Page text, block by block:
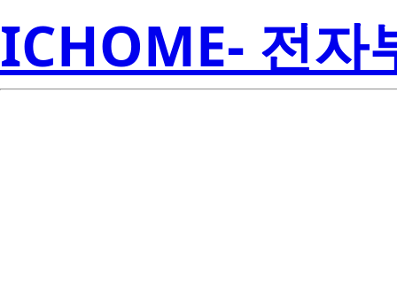
ICHOME- 전자